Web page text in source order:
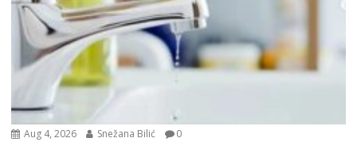
Aug 4, 2026 Snežana Bilić 0